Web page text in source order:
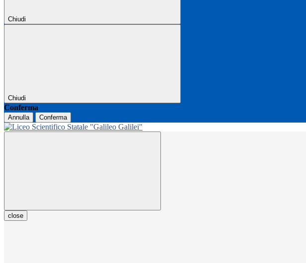
Chiudi
Chiudi
Conferma
Annulla Conferma
close